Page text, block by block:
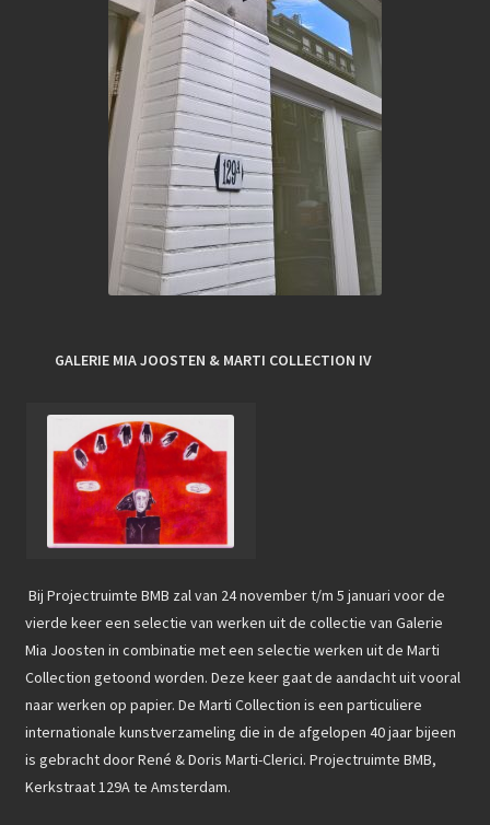
GALERIE MIA JOOSTEN & MARTI COLLECTION IV
Bij Projectruimte BMB zal van 24 november t/m 5 januari voor de
vierde keer een selectie van werken uit de collectie van Galerie
Mia Joosten in combinatie met een selectie werken uit de Marti
Collection getoond worden. Deze keer gaat de aandacht uit vooral
naar werken op papier. De Marti Collection is een particuliere
internationale kunstverzameling die in de afgelopen 40 jaar bijeen
is gebracht door René & Doris Marti-Clerici. Projectruimte BMB,
Kerkstraat 129A te Amsterdam.